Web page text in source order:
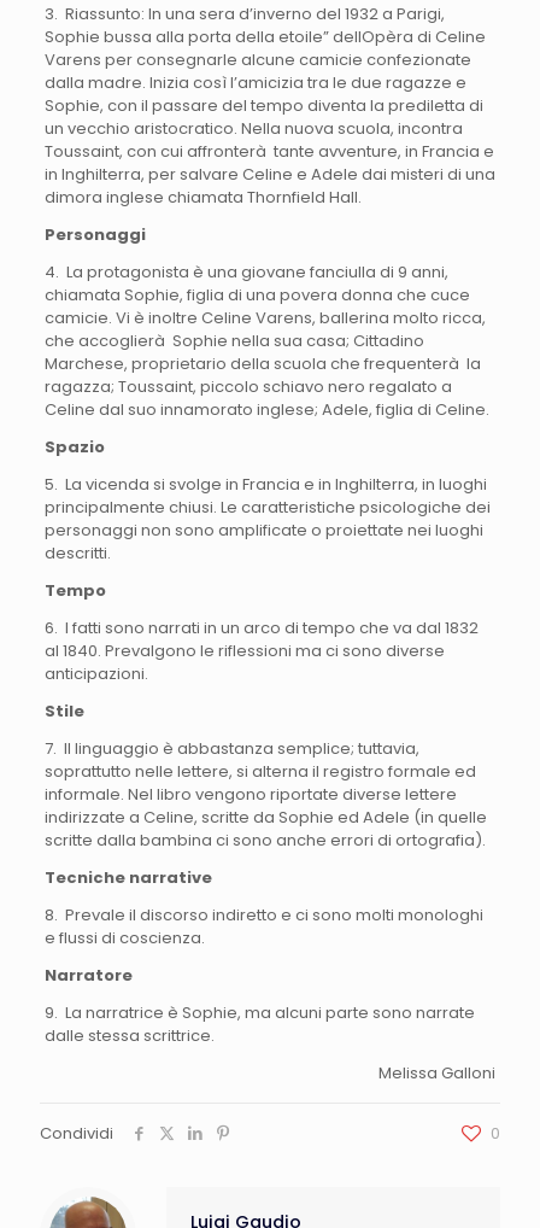
3. Riassunto: In una sera d’inverno del 1932 a Parigi,
Sophie bussa alla porta della etoile” dellOpèra di Celine
Varens per consegnarle alcune camicie confezionate
dalla madre. Inizia così l’amicizia tra le due ragazze e
Sophie, con il passare del tempo diventa la prediletta di
un vecchio aristocratico. Nella nuova scuola, incontra
Toussaint, con cui affronterà tante avventure, in Francia e
in Inghilterra, per salvare Celine e Adele dai misteri di una
dimora inglese chiamata Thornfield Hall.
Personaggi
4. La protagonista è una giovane fanciulla di 9 anni,
chiamata Sophie, figlia di una povera donna che cuce
camicie. Vi è inoltre Celine Varens, ballerina molto ricca,
che accoglierà Sophie nella sua casa; Cittadino
Marchese, proprietario della scuola che frequenterà la
ragazza; Toussaint, piccolo schiavo nero regalato a
Celine dal suo innamorato inglese; Adele, figlia di Celine.
Spazio
5. La vicenda si svolge in Francia e in Inghilterra, in luoghi
principalmente chiusi. Le caratteristiche psicologiche dei
personaggi non sono amplificate o proiettate nei luoghi
descritti.
Tempo
6. I fatti sono narrati in un arco di tempo che va dal 1832
al 1840. Prevalgono le riflessioni ma ci sono diverse
anticipazioni.
Stile
7. Il linguaggio è abbastanza semplice; tuttavia,
soprattutto nelle lettere, si alterna il registro formale ed
informale. Nel libro vengono riportate diverse lettere
indirizzate a Celine, scritte da Sophie ed Adele (in quelle
scritte dalla bambina ci sono anche errori di ortografia).
Tecniche narrative
8. Prevale il discorso indiretto e ci sono molti monologhi
e flussi di coscienza.
Narratore
9. La narratrice è Sophie, ma alcuni parte sono narrate
dalle stessa scrittrice.
Melissa Galloni
Condividi 0
Luigi Gaudio